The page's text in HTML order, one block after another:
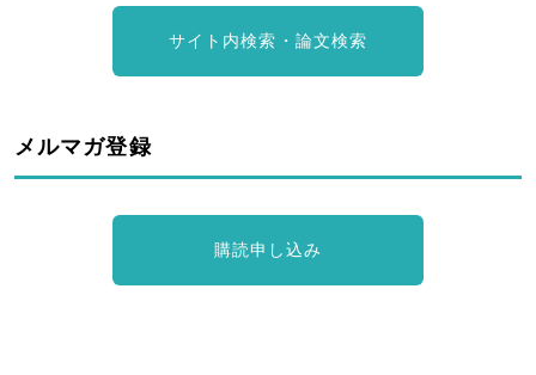
サイト内検索・論文検索
メルマガ登録
購読申し込み